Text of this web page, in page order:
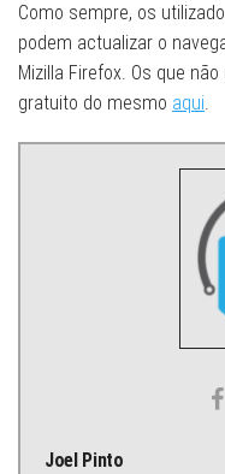
Como sempre, os
podem actualizar o
Mizilla Firefox. Os que
gratuito do mesmo aqui.
Joel Pinto